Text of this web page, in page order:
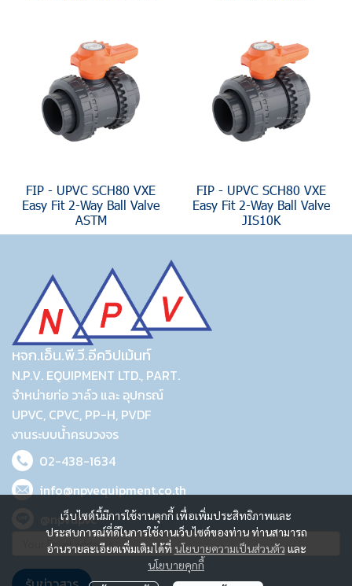
FIP - UPVC SCH80 VXE
Easy Fit 2-Way Ball Valve
ASTM
FIP - UPVC SCH80 VXE
Easy Fit 2-Way Ball Valve
JIS10K
เว็บไซต์นี้มีการใช้งานคุกกี้ เพื่อเพิ่มประสิทธิภาพและ
ประสบการณ์ที่ดีในการใช้งานเว็บไซต์ของท่าน ท่านสามารถ
อ่านรายละเอียดเพิ่มเติมได้ที่ นโยบายความเป็นส่วนตัว และ
นโยบายคุกกี้
หจก.เอ็น.พี.วี.อีควิปเม้นท์
N.P.V. EQUIPMENT LTD., PART.
จำหน่ายท่อ วาล์ว และ อุปกรณ์
UPVC, CPVC, PP-H, PVDF
งานระบบน้ำครบวงจร
02-438-1634
info@npvequipment.co.th
@npvupvc